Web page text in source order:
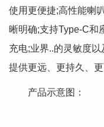
使用更便捷;高性能喇
晰明确;支持Type-C和
充电;业界..的灵敏度
提供更远、更持久、更
产品示意图：